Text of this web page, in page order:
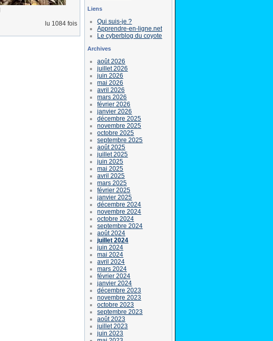
lu 1084 fois
Liens
Qui suis-je ?
Apprendre-en-ligne.net
Le cyberblog du coyote
Archives
août 2026
juillet 2026
juin 2026
mai 2026
avril 2026
mars 2026
février 2026
janvier 2026
décembre 2025
novembre 2025
octobre 2025
septembre 2025
août 2025
juillet 2025
juin 2025
mai 2025
avril 2025
mars 2025
février 2025
janvier 2025
décembre 2024
novembre 2024
octobre 2024
septembre 2024
août 2024
juillet 2024
juin 2024
mai 2024
avril 2024
mars 2024
février 2024
janvier 2024
décembre 2023
novembre 2023
octobre 2023
septembre 2023
août 2023
juillet 2023
juin 2023